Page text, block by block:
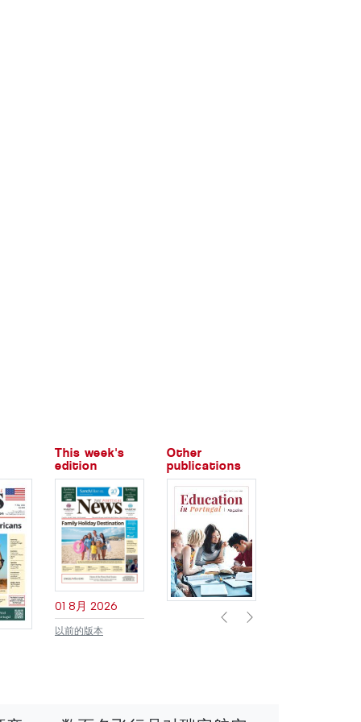
This week's
edition
01 8月 2026
以前的版本
Other
publications
Previous
Next